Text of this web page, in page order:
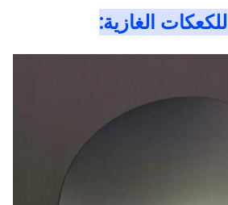
الغازية: